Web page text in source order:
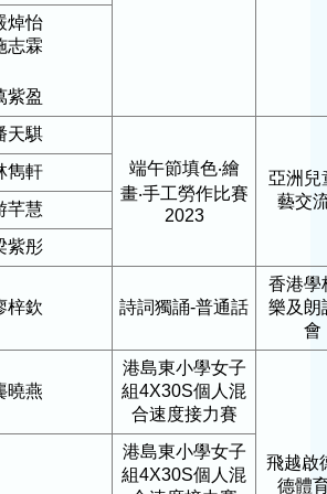
焯怡
志霖
紫盈
天騏
端午節填色‧繪
畫‧手工勞作比賽
2023
亞洲兒
藝交
雋軒
芊慧
紫彤
梓欽 詩詞獨誦-普通話
香港學
樂及朗
會
曉燕
港島東小學女子
組4X30S個人混
合速度接力賽
飛越啟
德體
港島東小學女子
組4X30S個人混